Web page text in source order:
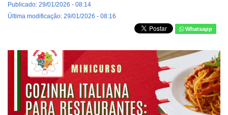
Publicado: 29/01/2026 - 08:14
Última modificação: 29/01/2026 - 08:16
Whatsapp